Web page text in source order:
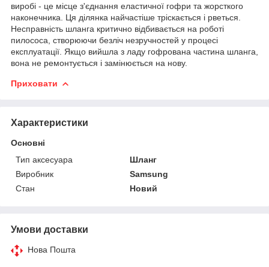
виробі - це місце з'єднання еластичної гофри та жорсткого
наконечника. Ця ділянка найчастіше тріскається і рветься.
Несправність шланга критично відбивається на роботі
пилососа, створюючи безліч незручностей у процесі
експлуатації. Якщо вийшла з ладу гофрована частина шланга,
вона не ремонтується і замінюється на нову.
Приховати
Характеристики
Основні
Тип аксесуара
Шланг
Виробник
Samsung
Стан
Новий
Умови доставки
Нова Пошта